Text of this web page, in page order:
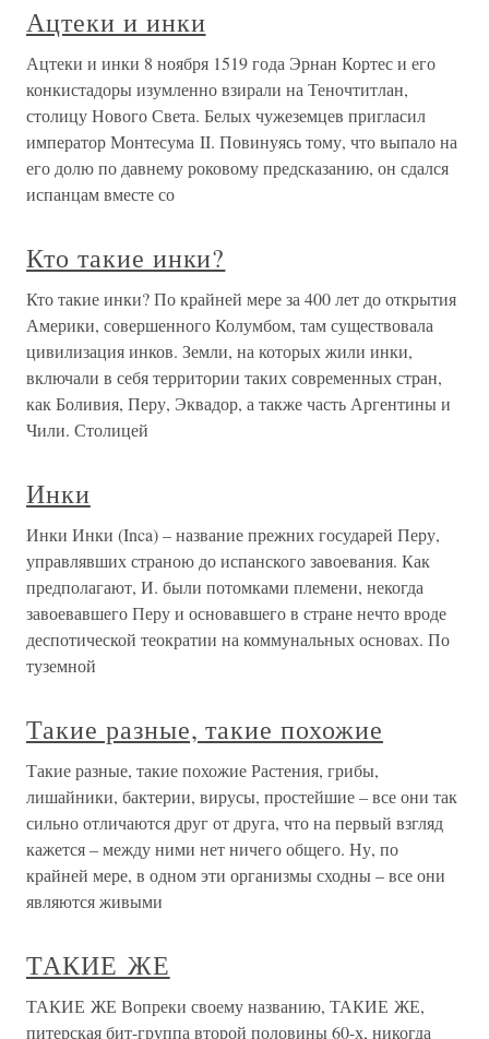
Ацтеки и инки
Ацтеки и инки 8 ноября 1519 года Эрнан Кортес и его
конкистадоры изумленно взирали на Теночтитлан,
столицу Нового Света. Белых чужеземцев пригласил
император Монтесума II. Повинуясь тому, что выпало на
его долю по давнему роковому предсказанию, он сдался
испанцам вместе со
Кто такие инки?
Кто такие инки? По крайней мере за 400 лет до открытия
Америки, совершенного Колумбом, там существовала
цивилизация инков. Земли, на которых жили инки,
включали в себя территории таких современных стран,
как Боливия, Перу, Эквадор, а также часть Аргентины и
Чили. Столицей
Инки
Инки Инки (Inca) – название прежних государей Перу,
управлявших страною до испанского завоевания. Как
предполагают, И. были потомками племени, некогда
завоевавшего Перу и основавшего в стране нечто вроде
деспотической теократии на коммунальных основах. По
туземной
Такие разные, такие похожие
Такие разные, такие похожие Растения, грибы,
лишайники, бактерии, вирусы, простейшие – все они так
сильно отличаются друг от друга, что на первый взгляд
кажется – между ними нет ничего общего. Ну, по
крайней мере, в одном эти организмы сходны – все они
являются живыми
ТАКИЕ ЖЕ
ТАКИЕ ЖЕ Вопреки своему названию, ТАКИЕ ЖЕ,
питерская бит-группа второй половины 60-х, никогда